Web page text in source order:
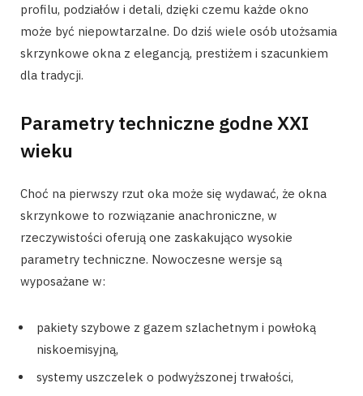
profilu, podziałów i detali, dzięki czemu każde okno
może być niepowtarzalne. Do dziś wiele osób utożsamia
skrzynkowe okna z elegancją, prestiżem i szacunkiem
dla tradycji.
Parametry techniczne godne XXI
wieku
Choć na pierwszy rzut oka może się wydawać, że okna
skrzynkowe to rozwiązanie anachroniczne, w
rzeczywistości oferują one zaskakująco wysokie
parametry techniczne. Nowoczesne wersje są
wyposażane w:
pakiety szybowe z gazem szlachetnym i powłoką
niskoemisyjną,
systemy uszczelek o podwyższonej trwałości,